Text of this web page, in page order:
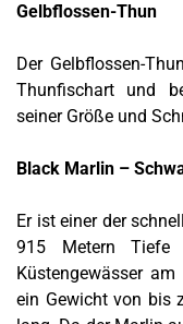
Gelbflossen-Thun
Der Gelbflossen-
Thunfischart und
seiner Größe und
Black Marlin –
Er ist einer der
915 Metern
Küstengewässer
ein Gewicht von bis